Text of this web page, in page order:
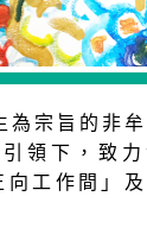
宗旨的非牟
領下，致力
向工作間」及